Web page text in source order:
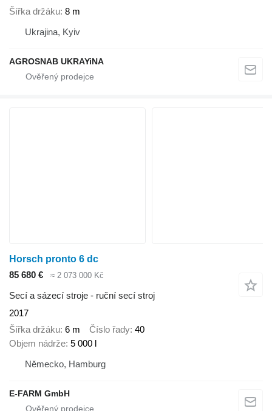
Šířka držáku 8 m
Ukrajina, Kyiv
AGROSNAB UKRAYiNA
Horsch pronto 6 dc
85 680 €
≈ 2 073 000 Kč
Secí a sázecí stroje - ruční secí stroj
2017
Šířka držáku 6 m Číslo řady 40
Objem nádrže 5 000 l
Německo, Hamburg
E-FARM GmbH